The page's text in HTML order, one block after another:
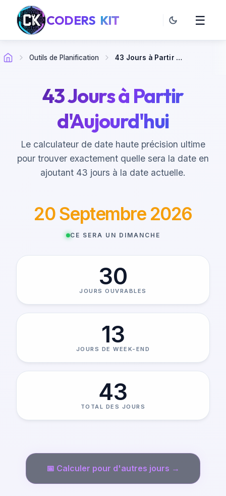
CODERS KIT ☰
Outils de Planification 43 Jours à Partir d'Aujourd'hui
43 Jours à Partir
d'Aujourd'hui
Le calculateur de date haute précision ultime
pour trouver exactement quelle sera la date en
ajoutant 43 jours à la date actuelle.
20 Septembre 2026
CE SERA UN DIMANCHE
30
JOURS OUVRABLES
13
JOURS DE WEEK-END
43
TOTAL DES JOURS
📅 Calculer pour d'autres jours →